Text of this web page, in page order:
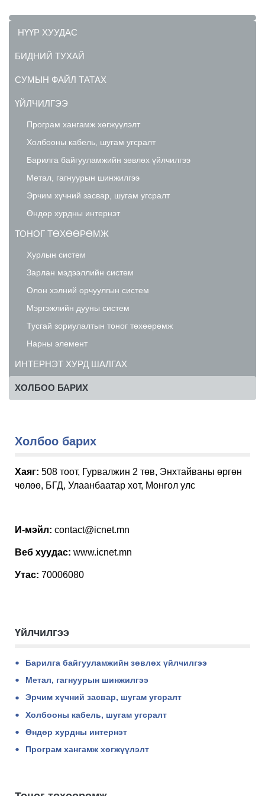
НҮҮР ХУУДАС
БИДНИЙ ТУХАЙ
СУМЫН ФАЙЛ ТАТАХ
ҮЙЛЧИЛГЭЭ
Програм хангамж хөгжүүлэлт
Холбооны кабель, шугам угсралт
Барилга байгууламжийн зөвлөх үйлчилгээ
Метал, гагнуурын шинжилгээ
Эрчим хүчний засвар, шугам угсралт
Өндөр хурдны интернэт
ТОНОГ ТӨХӨӨРӨМЖ
Хурлын систем
Зарлан мэдээллийн систем
Олон хэлний орчуулгын систем
Мэргэжлийн дууны систем
Тусгай зориулалтын тоног төхөөрөмж
Нарны элемент
ИНТЕРНЭТ ХУРД ШАЛГАХ
ХОЛБОО БАРИХ
Холбоо барих
Хаяг: 508 тоот, Гурвалжин 2 төв, Энхтайваны өргөн
чөлөө, БГД, Улаанбаатар хот, Монгол улс
И-мэйл: contact@icnet.mn
Веб хуудас: www.icnet.mn
Утас: 70006080
Үйлчилгээ
Барилга байгууламжийн зөвлөх үйлчилгээ
Метал, гагнуурын шинжилгээ
Эрчим хүчний засвар, шугам угсралт
Холбооны кабель, шугам угсралт
Өндөр хурдны интернэт
Програм хангамж хөгжүүлэлт